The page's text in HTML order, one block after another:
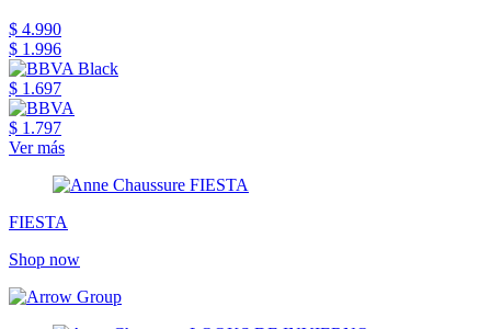
$ 4.990
$ 1.996
$ 1.697
$ 1.797
Ver más
FIESTA
Shop now